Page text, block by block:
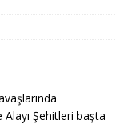
Şehitleri başta